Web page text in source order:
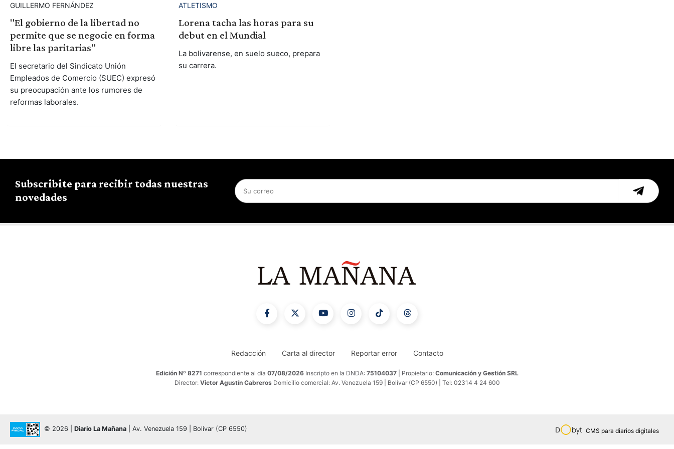
GUILLERMO FERNÁNDEZ
"El gobierno de la libertad no
permite que se negocie en forma
libre las paritarias"
El secretario del Sindicato Unión
Empleados de Comercio (SUEC) expresó
su preocupación ante los rumores de
reformas laborales.
ATLETISMO
Lorena tacha las horas para su
debut en el Mundial
La bolivarense, en suelo sueco, prepara
su carrera.
Subscribite para recibir todas nuestras
novedades
Redacción Carta al director Reportar error Contacto
Edición Nº 8271 correspondiente al día 07/08/2026 Inscripto en la DNDA: 75104037 | Propietario: Comunicación y Gestión SRL
Director: Victor Agustín Cabreros Domicilio comercial: Av. Venezuela 159 | Bolívar (CP 6550) | Tel: 02314 4 24 600
© 2026 | Diario La Mañana | Av. Venezuela 159 | Bolívar (CP 6550) CMS para diarios digitales